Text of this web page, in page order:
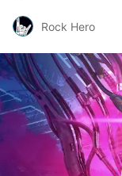
Rock Hero